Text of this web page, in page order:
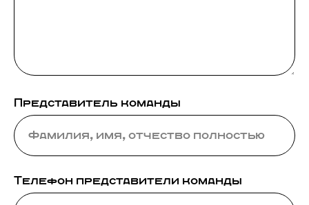
Представитель команды
Телефон представители команды